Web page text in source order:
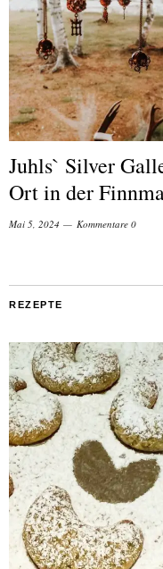
Juhls` Silver
Ort in der
Mai 5, 2024 Kommentare 0
REZEPTE